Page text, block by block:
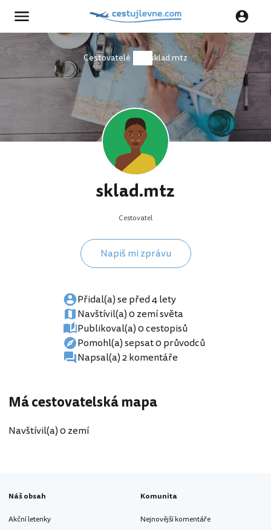
Cestovatelé sklad.mtz
sklad.mtz
Cestovatel
Napiš mi zprávu
Přidal(a) se před 4 lety
Navštívil(a) 0 zemí světa
Publikoval(a) 0 cestopisů
Pomohl(a) sepsat 0 průvodců
Napsal(a) 2 komentáře
Má cestovatelská mapa
Navštívil(a) 0 zemí
Náš obsah
Akční letenky
Komunita
Nejnovější komentáře